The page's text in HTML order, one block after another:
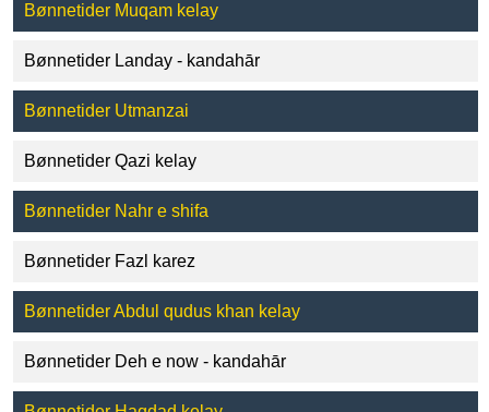
Bønnetider Muqam kelay
Bønnetider Landay - kandahār
Bønnetider Utmanzai
Bønnetider Qazi kelay
Bønnetider Nahr e shifa
Bønnetider Fazl karez
Bønnetider Abdul qudus khan kelay
Bønnetider Deh e now - kandahār